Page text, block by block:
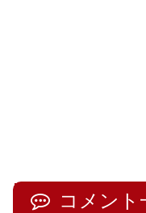
コメント